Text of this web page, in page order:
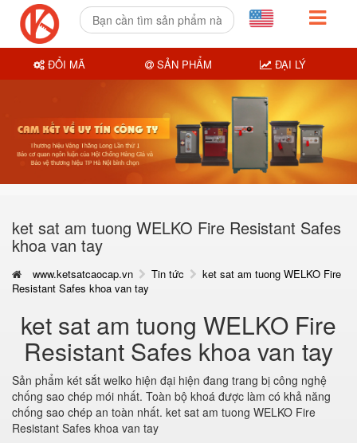
ket sat am tuong WELKO Fire Resistant Safes
khoa van tay
www.ketsatcaocap.vn Tin tức
ket sat am tuong WELKO Fire
Resistant Safes khoa van tay
ket sat am tuong WELKO Fire
Resistant Safes khoa van tay
Sản phẩm két sắt welko hiện đại hiện đang trang bị công nghệ
chống sao chép mói nhất. Toàn bộ khoá được làm có khả năng
chống sao chép an toàn nhất. ket sat am tuong WELKO Fire
Resistant Safes khoa van tay
ĐỔI MÃ SẢN PHẨM ĐẠI LÝ